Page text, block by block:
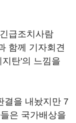
급조치사람
함께 기자회견
탄'의 느낌을
결을 내놨지만 7
은 국가배상을